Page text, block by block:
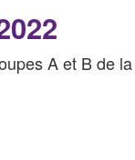
A et B de